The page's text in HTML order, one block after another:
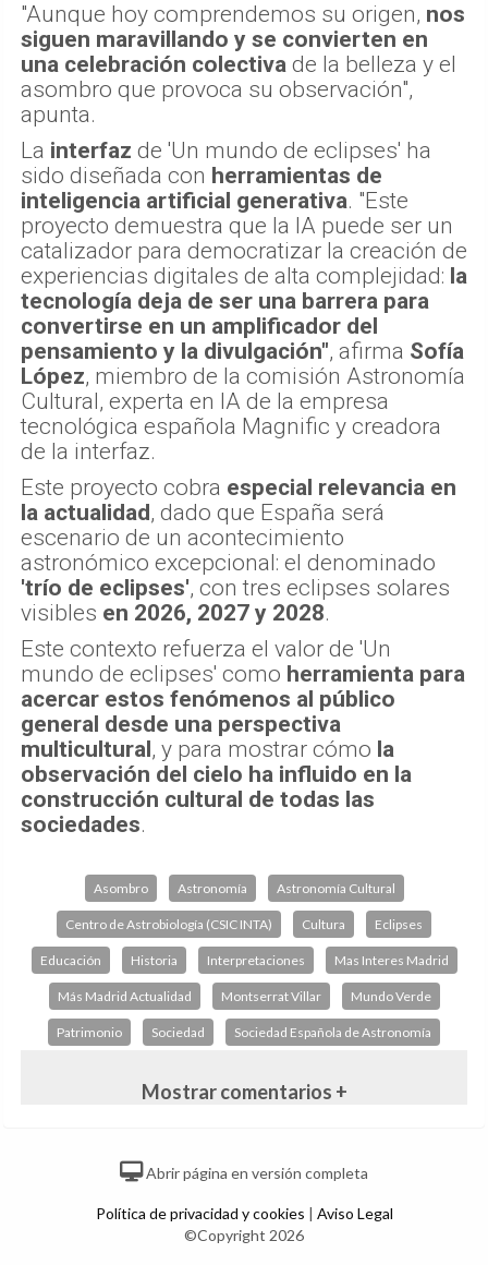
"Aunque hoy comprendemos su origen, nos
siguen maravillando y se convierten en
una celebración colectiva de la belleza y el
asombro que provoca su observación",
apunta.
La interfaz de 'Un mundo de eclipses' ha
sido diseñada con herramientas de
inteligencia artificial generativa. "Este
proyecto demuestra que la IA puede ser un
catalizador para democratizar la creación de
experiencias digitales de alta complejidad: la
tecnología deja de ser una barrera para
convertirse en un amplificador del
pensamiento y la divulgación", afirma Sofía
López, miembro de la comisión Astronomía
Cultural, experta en IA de la empresa
tecnológica española Magnific y creadora
de la interfaz.
Este proyecto cobra especial relevancia en
la actualidad, dado que España será
escenario de un acontecimiento
astronómico excepcional: el denominado
'trío de eclipses', con tres eclipses solares
visibles en 2026, 2027 y 2028.
Este contexto refuerza el valor de 'Un
mundo de eclipses' como herramienta para
acercar estos fenómenos al público
general desde una perspectiva
multicultural , y para mostrar cómo la
observación del cielo ha influido en la
construcción cultural de todas las
sociedades.
Asombro Astronomía Astronomía Cultural
Centro de Astrobiología (CSIC INTA) Cultura Eclipses
Educación Historia Interpretaciones Mas Interes Madrid
Más Madrid Actualidad Montserrat Villar Mundo Verde
Patrimonio Sociedad Sociedad Española de Astronomía
Mostrar comentarios +
Abrir página en versión completa
Política de privacidad y cookies
Aviso Legal
©Copyright 2026